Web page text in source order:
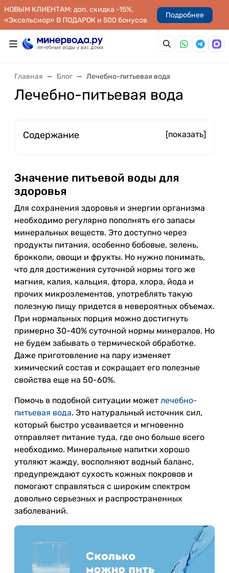
НОВЫМ КЛИЕНТАМ: доп. скидка -15%,
«Эксельсиор» В ПОДАРОК и 500 бонусов
Подробнее
Главная Блог Лечебно-питьевая вода
Лечебно-питьевая вода
Содержание [показать]
Значение питьевой воды для
здоровья
Для сохранения здоровья и энергии организма
необходимо регулярно пополнять его запасы
минеральных веществ. Это доступно через
продукты питания, особенно бобовые, зелень,
брокколи, овощи и фрукты. Но нужно понимать,
что для достижения суточной нормы того же
магния, калия, кальция, фтора, хлора, йода и
прочих микроэлементов, употреблять такую
полезную пищу придется в невероятных объемах.
При нормальных порция можно достигнуть
примерно 30-40% суточной нормы минералов. Но
не будем забывать о термической обработке.
Даже приготовление на пару изменяет
химический состав и сокращает его полезные
свойства еще на 50-60%.
Помочь в подобной ситуации может лечебно-
питьевая вода. Это натуральный источник сил,
который быстро усваивается и мгновенно
отправляет питание туда, где оно больше всего
необходимо. Минеральные напитки хорошо
утоляют жажду, восполняют водный баланс,
предупреждают сухость кожных покровов и
помогают справляться с широким спектром
довольно серьезных и распространенных
заболеваний.